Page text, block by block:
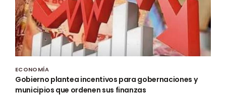
ECONOMÍA
Gobierno plantea incentivos para gobernaciones y
municipios que ordenen sus finanzas